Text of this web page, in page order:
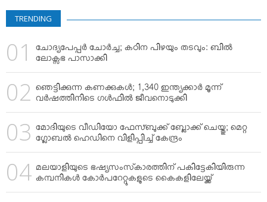
TRENDING
ചോദ്യപേപ്പര്‍ ചോര്‍ച്ച; കഠിന പിഴയും തടവും: ബില്‍
ലോക്സഭ പാസാക്കി
ഞെട്ടിക്കുന്ന കണക്കുകള്‍; 1,340 ഇന്ത്യക്കാര്‍ മൂന്ന്
വര്‍ഷത്തിനിടെ ഗള്‍ഫില്‍ ജീവനൊടുക്കി
മോദിയുടെ വീഡിയോ ഫേസ്ബുക്ക് ബ്ലോക്ക് ചെയ്തു; മെറ്റ
ഗ്ലോബല്‍ ഹെഡിനെ വിളിപ്പിച്ച് കേന്ദ്രം
മലയാളിയുടെ ഭഷ്യസംസ്‌കാരത്തിന് പകിട്ടേകിയിരുന്ന
കമ്പനികള്‍ കോര്‍പറേറ്റുകളുടെ കൈകളിലേയ്ക്ക്